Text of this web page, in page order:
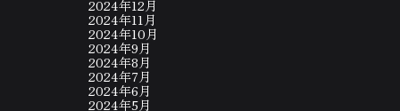
2024年12月
2024年11月
2024年10月
2024年9月
2024年8月
2024年7月
2024年6月
2024年5月